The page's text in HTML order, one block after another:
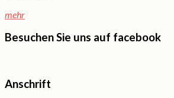
mehr
Besuchen Sie uns auf facebook
Anschrift